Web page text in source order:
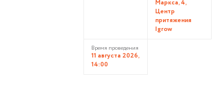
Маркса, 4,
Центр
притяжения
Igrow
Время проведения
11 августа 2026,
14:00